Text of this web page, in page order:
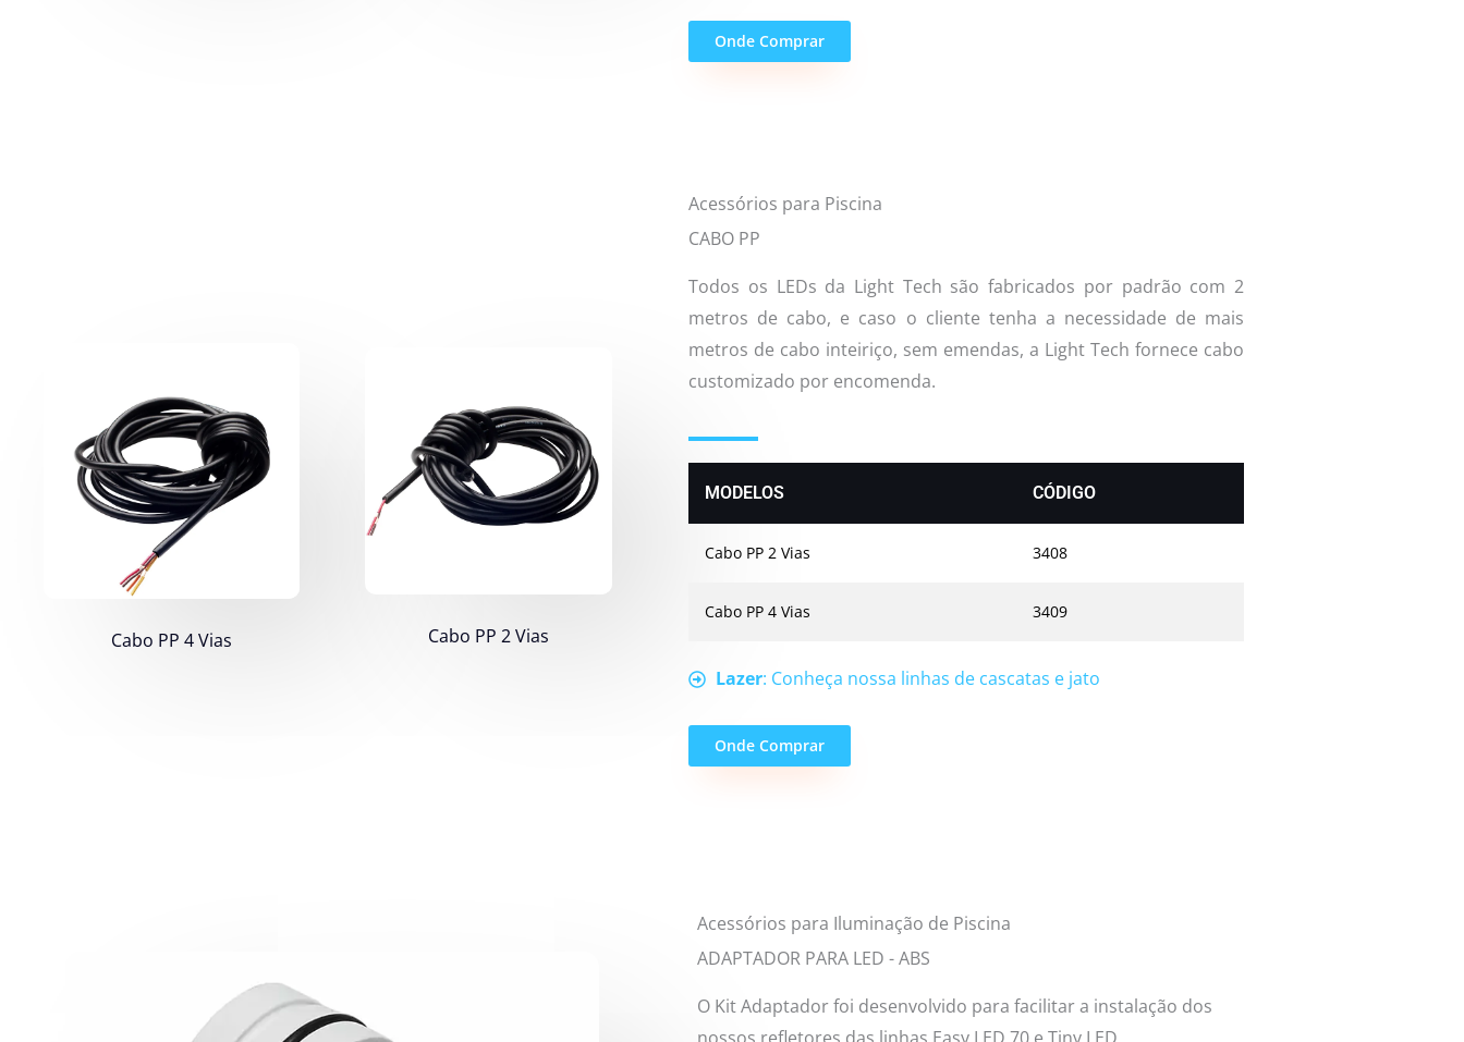
Onde Comprar
Cabo PP 4 Vias Cabo PP 2 Vias
Acessórios para Piscina
CABO PP
Todos os LEDs da Light Tech são fabricados por padrão com 2
metros de cabo, e caso o cliente tenha a necessidade de mais
metros de cabo inteiriço, sem emendas, a Light Tech fornece cabo
customizado por encomenda.
MODELOS CÓDIGO
Cabo PP 2 Vias 3408
Cabo PP 4 Vias 3409
Lazer: Conheça nossa linhas de cascatas e jato
Onde Comprar
Acessórios para Iluminação de Piscina
ADAPTADOR PARA LED - ABS
O Kit Adaptador foi desenvolvido para facilitar a instalação dos
nossos refletores das linhas Easy LED 70 e Tiny LED.